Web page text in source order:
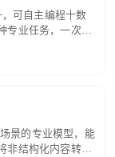
可自主编程十数
专业任务，一次对
执行与验证全流
务中自主规划与
景的专业模型，能
非结构化内容转换